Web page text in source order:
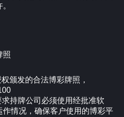
照
颁发的合法博彩牌照，
持牌公司必须使用经批准软
情况，确保客户使用的博彩平